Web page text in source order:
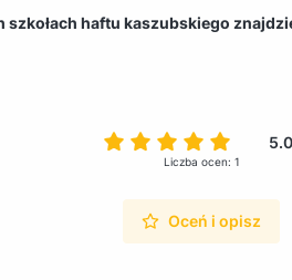
haftu kaszubskiego
Liczba ocen: 1
Oceń i opisz